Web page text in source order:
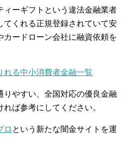
ィーギフトという違法金融業者
てくれる正規登録されていて安
カードローン会社に融資依頼を
れる中小消費者金融一覧
りやすい、全国対応の優良金融
ば参考にしてください。
ロ という新たな闇金サイトを運